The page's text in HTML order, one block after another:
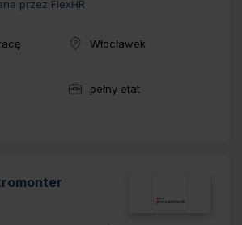
przez FlexHR
Lokalizacja:
Włocławek
Wymiar pracy:
pełny etat